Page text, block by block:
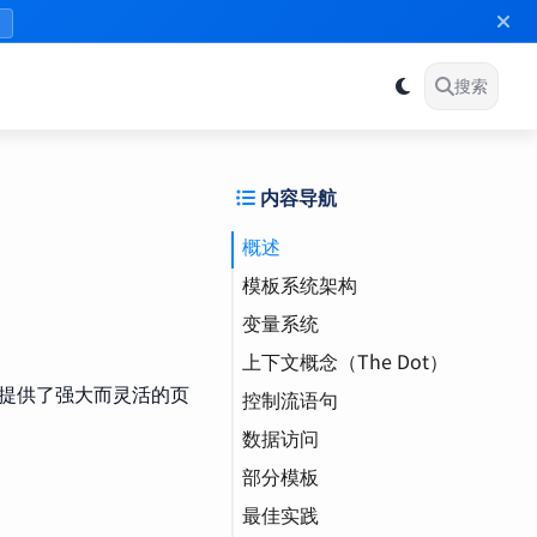
搜索
供了强大而灵活的页
内容导航
概述
模板系统架构
核心引擎
模板类型
变量系统
变量声明和赋值
变量作用域
上下文概念（The Dot）
上下文定义
上下文变化
保存上下文
控制流语句
条件语句（if/else）
循环语句（range）
with 语句
数据访问
访问切片和映射
零索引系统
部分模板
基本概念
最佳实践